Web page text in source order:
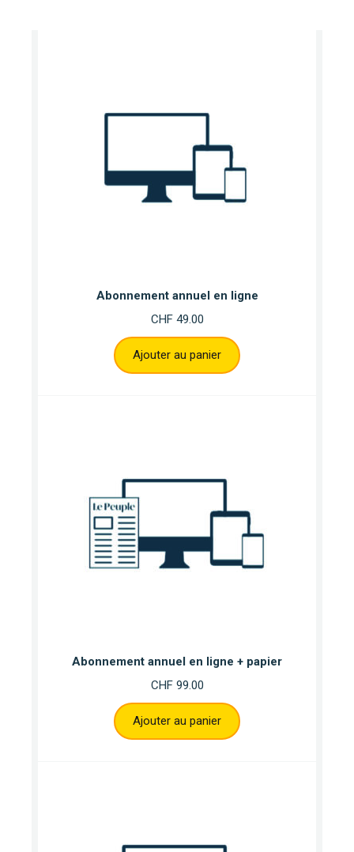
Abonnement annuel en ligne
CHF49.00
Ajouter au panier
Abonnement annuel en ligne + papier
CHF99.00
Ajouter au panier